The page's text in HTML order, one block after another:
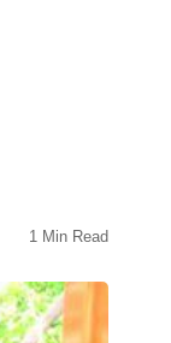
1 Min Read